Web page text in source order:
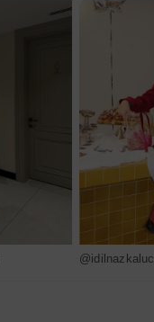
@idilnazkaluc